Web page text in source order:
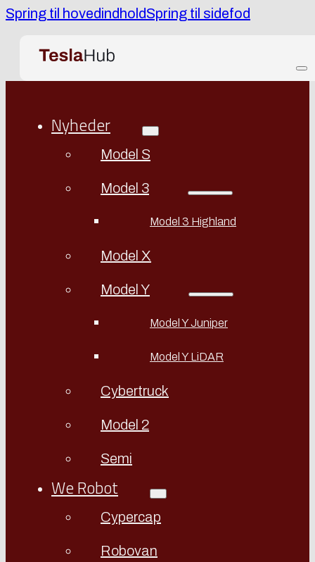
Spring til hovedindholdSpring til sidefod
Nyheder
Model S
Model 3
Model 3 Highland
Model X
Model Y
Model Y Juniper
Model Y LiDAR
Cybertruck
Model 2
Semi
We Robot
Cypercap
Robovan